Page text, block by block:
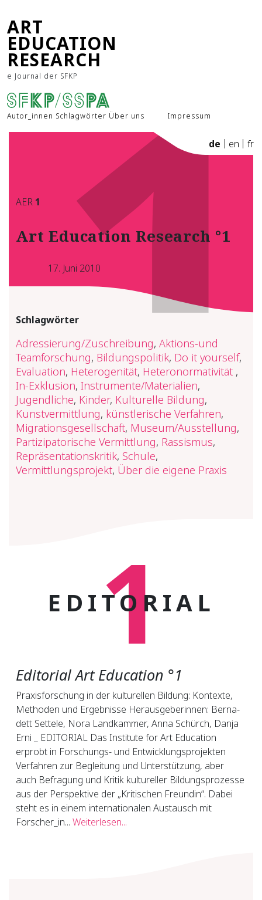
ART
EDUCATION
RESEARCH
e Journal der SFKP
Autor_innen Schlagwörter Über uns Impressum
de en fr
1
AER 1
Art Education Research °1
17. Juni 2010
Schlagwörter
Adressierung/Zuschreibung, Aktions-und
Teamforschung, Bildungspolitik, Do it yourself,
Evaluation, Heterogenität, Heteronormativität ,
In-Exklusion, Instrumente/Materialien,
Jugendliche, Kinder, Kulturelle Bildung,
Kunstvermittlung, künstlerische Verfahren,
Migrationsgesellschaft, Museum/Ausstellung,
Partizipatorische Vermittlung, Rassismus,
Repräsentationskritik, Schule,
Vermittlungsprojekt, Über die eigene Praxis
1
EDITORIAL
Editorial Art Education °1
Pra­xis­for­schung in der kul­tu­rel­len Bil­dung: Kon­tex­te,
Me­tho­den und Er­geb­nis­se Her­aus­ge­be­rin­nen: Ber­na­
dett Set­te­le, No­ra Land­kam­mer, An­na Schürch, Dan­ja
Er­ni _ EDITORIAL Das Institute for Art Education
erprobt in Forschungs- und Entwicklungsprojekten
Verfahren zur Begleitung und Unterstützung, aber
auch Befragung und Kritik kultureller Bildungsprozesse
aus der Perspektive der „Kritischen Freundin“. Dabei
steht es in einem internationalen Austausch mit
Forscher_in... Weiterlesen...